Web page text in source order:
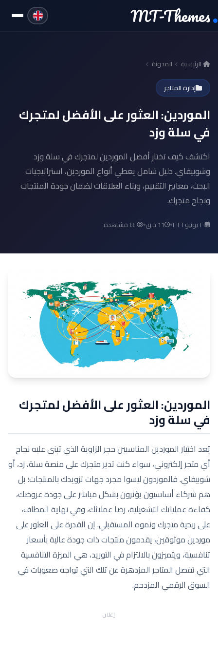
MT-Themes
الرئيسية المدونة
إدارة المتاجر
الموردين: العثور على الأفضل لمتجرك
في سلة وزد
اكتشف كيف تختار أفضل الموردين لمتجرك في سلة وزد
وشوبيفاي. دليل شامل يغطي أنواع الموردين، استراتيجيات
البحث، معايير التقييم، وبناء العلاقات لضمان جودة المنتجات
ونجاح متجرك.
٢١ يونيو ٢٠٢٦ 11 د.ق ٤٤٠ مشاهدة
الموردين: العثور على الأفضل لمتجرك
في سلة وزد
يُعد اختيار الموردين المناسبين حجر الزاوية الذي تبنى عليه نجاح
أي متجر إلكتروني، سواء كنت تدير متجرك على منصة سلة، زد، أو
شوبيفاي. فالموردون ليسوا مجرد جهات تزويدك بالمنتجات؛ بل
هم شركاء أساسيون يؤثرون بشكل مباشر على جودة عروضك،
كفاءة عملياتك التشغيلية، رضا عملائك، وفي نهاية المطاف،
على ربحية متجرك ونموه المستقبلي. إن القدرة على العثور على
موردين موثوقين، يقدمون منتجات ذات جودة عالية بأسعار
تنافسية، ويتميزون بالالتزام في التوريد، هي الميزة التنافسية
التي تفصل المتاجر المزدهرة عن تلك التي تواجه صعوبات في
السوق الرقمي المزدحم.
إعلان